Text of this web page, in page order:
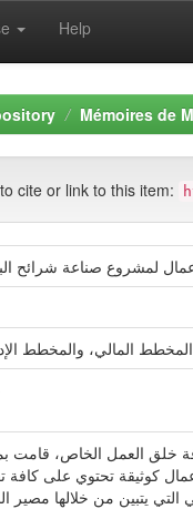
Help
Mémoires de
cite or link to this item:
لمشروع صناعة شرائح
خلق العمل الخاص، قامت
كوثيقة تحتوي على
التي يتبين من خلالها